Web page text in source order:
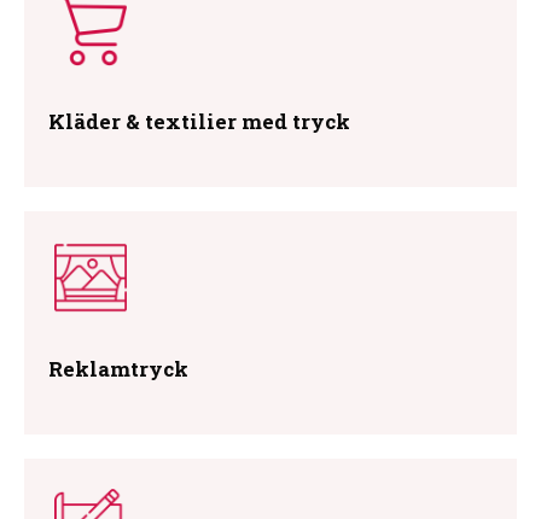
Kläder & textilier med tryck
Reklamtryck